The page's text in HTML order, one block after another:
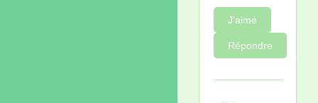
J'aime
Répondre